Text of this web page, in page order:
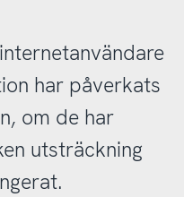
har påverkats
om de har
utsträckning